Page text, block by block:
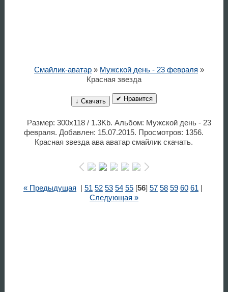
Смайлик-аватар» Мужской день - 23 февраля »
Красная звезда
↓ Скачать ✔ Нравится
Размер: 300x118 / 1.3Kb. Альбом: Мужской день - 23
февраля. Добавлен: 15.07.2015. Просмотров: 1356.
Красная звезда ава аватар смайлик скачать.
« Предыдущая 51 52 53 54 55[56] 57 58 59 60 61
Следующая »